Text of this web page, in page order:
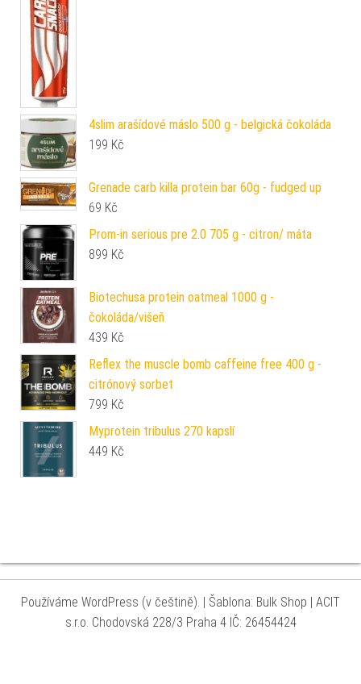
4slim arašídové máslo 500 g - belgická čokoláda
199 Kč
Grenade carb killa protein bar 60g - fudged up
69 Kč
Prom-in serious pre 2.0 705 g - citron/ máta
899 Kč
Biotechusa protein oatmeal 1000 g -
čokoláda/višeň
439 Kč
Reflex the muscle bomb caffeine free 400 g -
citrónový sorbet
799 Kč
Myprotein tribulus 270 kapslí
449 Kč
Používáme WordPress (v češtině). Šablona: Bulk Shop
| ACIT
s.r.o. Chodovská 228/3 Praha 4 IČ: 26454424